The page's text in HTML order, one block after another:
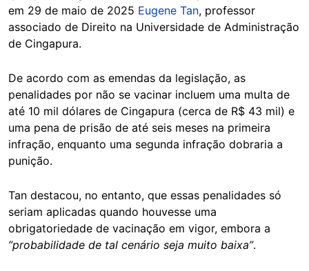
em 29 de maio de 2025 Eugene Tan, professor
associado de Direito na Universidade de Administração
de Cingapura.
De acordo com as emendas da legislação, as
penalidades por não se vacinar incluem uma multa de
até 10 mil dólares de Cingapura (cerca de R$ 43 mil) e
uma pena de prisão de até seis meses na primeira
infração, enquanto uma segunda infração dobraria a
punição.
Tan destacou, no entanto, que essas penalidades só
seriam aplicadas quando houvesse uma
obrigatoriedade de vacinação em vigor, embora a
“probabilidade de tal cenário seja muito baixa”.